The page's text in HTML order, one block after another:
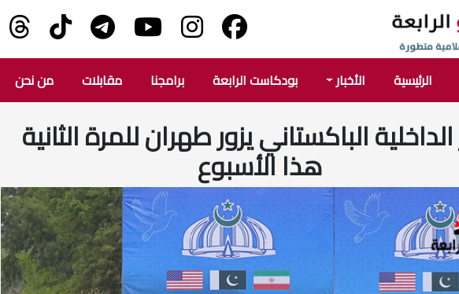
الرئيسية الأخبار بودكاست الرابعة برامجنا مقابلات من نحن
الباكستاني يزور طهران للمرة الثانية
هذا الأسبوع